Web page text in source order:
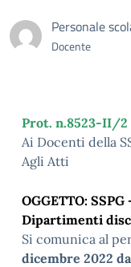
Personale
Docente
Prot. n.8523-II/2
Ai Docenti della
Agli Atti
OGGETTO:
Dipartimenti
Si comunica al
dicembre 2022